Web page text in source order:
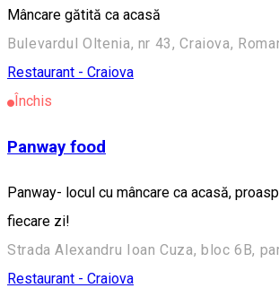
Mâncare gătită ca acasă
Bulevardul Oltenia, nr 43, Craiova,
Restaurant - Craiova
Închis
Panway food
Panway- locul cu mâncare ca acasă,
fiecare zi!
Restaurant - Craiova